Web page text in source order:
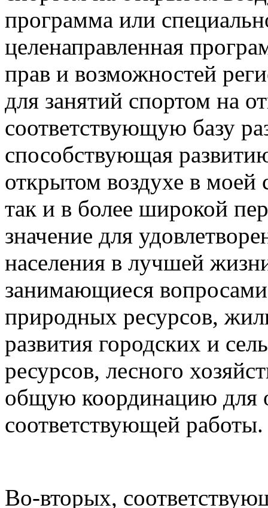
программа или
целенаправленная
прав и возможностей
для занятий спортом на
соответствующую базу
способствующая
открытом воздухе в моей
так и в более широкой
значение для
населения в лучшей
занимающиеся
природных ресурсов,
развития городских и
ресурсов, лесного
общую координацию для
соответствующей работы.
Во-вторых,